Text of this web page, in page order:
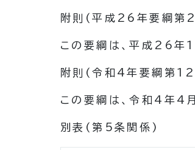
附 則 (平成26年要綱第
この要綱は、平成26年
附 則 (令和4年 要綱第
この要綱は、令和4年4
別表 (第5条関係)